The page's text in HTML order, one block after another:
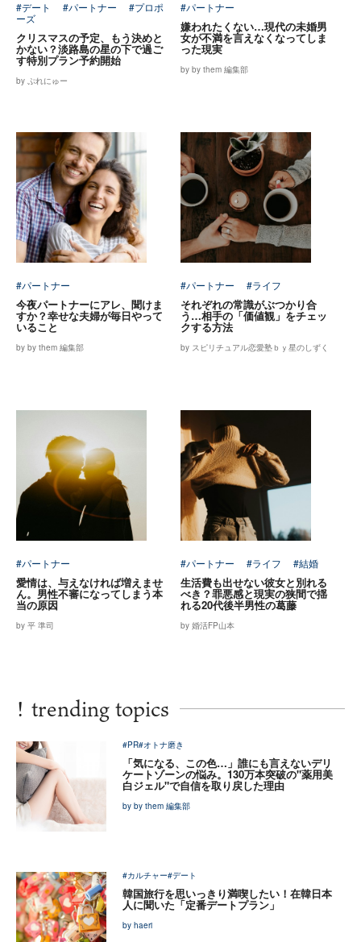
#デート #パートナー
#プロポ
ーズ
クリスマスの予定、もう決めと
かない？淡路島の星の下で過ご
す特別プラン予約開始
by ぷれにゅー
#パートナー
嫌われたくない…現代の未婚男
女が不満を言えなくなってしま
った現実
by by them 編集部
#パートナー
今夜パートナーにアレ、聞けま
すか？幸せな夫婦が毎日やって
いること
by by them 編集部
#パートナー #ライフ
それぞれの常識がぶつかり合
う…相手の「価値観」をチェッ
クする方法
by スピリチュアル恋愛塾ｂｙ星のしずく
#パートナー
愛情は、与えなければ増えませ
ん。男性不審になってしまう本
当の原因
by 平 準司
#パートナー #ライフ #結婚
生活費も出せない彼女と別れる
べき？罪悪感と現実の狭間で揺
れる20代後半男性の葛藤
by 婚活FP山本
! trending topics
#PR#オトナ磨き
「気になる、この色…」誰にも言えないデリ
ケートゾーンの悩み。130万本突破の"薬用美
白ジェル"で自信を取り戻した理由
by by them 編集部
#カルチャー#デート
韓国旅行を思いっきり満喫したい！在韓日本
人に聞いた「定番デートプラン」
by haeri